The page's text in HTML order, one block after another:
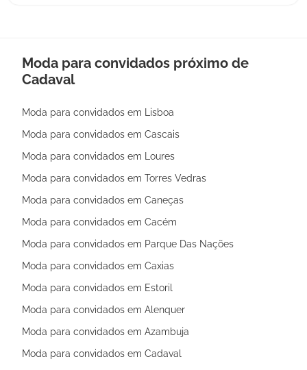
Moda para convidados próximo de
Cadaval
Moda para convidados em Lisboa
Moda para convidados em Cascais
Moda para convidados em Loures
Moda para convidados em Torres Vedras
Moda para convidados em Caneças
Moda para convidados em Cacém
Moda para convidados em Parque Das Nações
Moda para convidados em Caxias
Moda para convidados em Estoril
Moda para convidados em Alenquer
Moda para convidados em Azambuja
Moda para convidados em Cadaval